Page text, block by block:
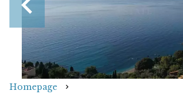
Homepage